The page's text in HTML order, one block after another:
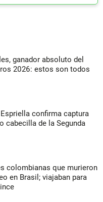
ganador absoluto del
2026: estos son todos
confirma captura
cabecilla de la Segunda
colombianas que murieron
en Brasil; viajaban para